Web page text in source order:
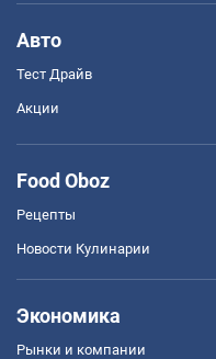
Авто
Тест Драйв
Акции
Food Oboz
Рецепты
Новости Кулинарии
Экономика
Рынки и компании